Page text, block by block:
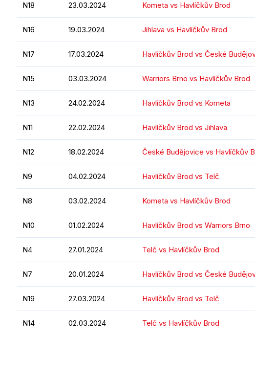
N18 23.03.2024 Kometa vs Havlíčkův Brod
N16 19.03.2024 Jihlava vs Havlíčkův Brod
N17 17.03.2024 Havlíčkův Brod vs České
N15 03.03.2024 Warriors Brno vs Havlíčkův Brod
N13 24.02.2024 Havlíčkův Brod vs Kometa
N11 22.02.2024 Havlíčkův Brod vs Jihlava
N12 18.02.2024 České Budějovice vs Havlíčkův
N9 04.02.2024 Havlíčkův Brod vs Telč
N8 03.02.2024 Kometa vs Havlíčkův Brod
N10 01.02.2024 Havlíčkův Brod vs Warriors Brno
N4 27.01.2024 Telč vs Havlíčkův Brod
N7 20.01.2024 Havlíčkův Brod vs České
N19 27.03.2024 Havlíčkův Brod vs Telč
N14 02.03.2024 Telč vs Havlíčkův Brod